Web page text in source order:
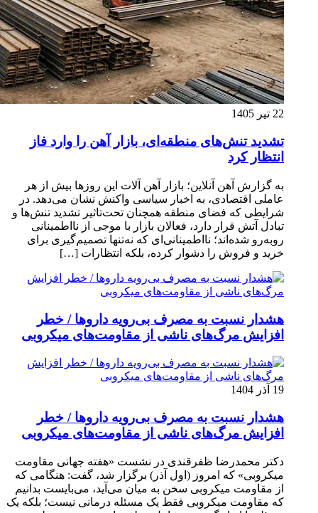
22 تیر 1405
تشدید تنش‌های منطقه‌ای، بازار آهن را وارد فاز
انتظار کرد
به گزارش آهن آنلاین؛ بازار آهن آلات این روزها بیش از هر
عاملی اقتصادی، به اخبار سیاسی واکنش نشان می‌دهد. در
شرایطی که فضای منطقه همچنان تحت‌تاثیر تشدید تنش‌ها و
تبادل آتش قرار دارد، فعالان بازار با موجی از نااطمینانی
روبه‌رو شده‌اند؛ نااطمینانی‌ای که نه‌تنها تصمیم‌گیری برای
خرید و فروش را دشوار کرده، بلکه انتظارات […]
هشدار نسبت به مصرف بی‌رویه داروها / خطر
افزایش مرگ‌های ناشی از مقاومت‌های میکروبی
19 آذر 1404
هشدار نسبت به مصرف بی‌رویه داروها / خطر
افزایش مرگ‌های ناشی از مقاومت‌های میکروبی
دکتر محمدرضا ظفرقندی در نشست «هفته جهانی مقاومت
میکروبی» که امروز (اول آذر) برگزار شد، گفت: هنگامی که
از مقاومت میکروبی سخن به میان می‌آید، می‌بایست بدانیم
که مقاومت میکروبی فقط یک مسئله درمانی نیست؛ بلکه یک